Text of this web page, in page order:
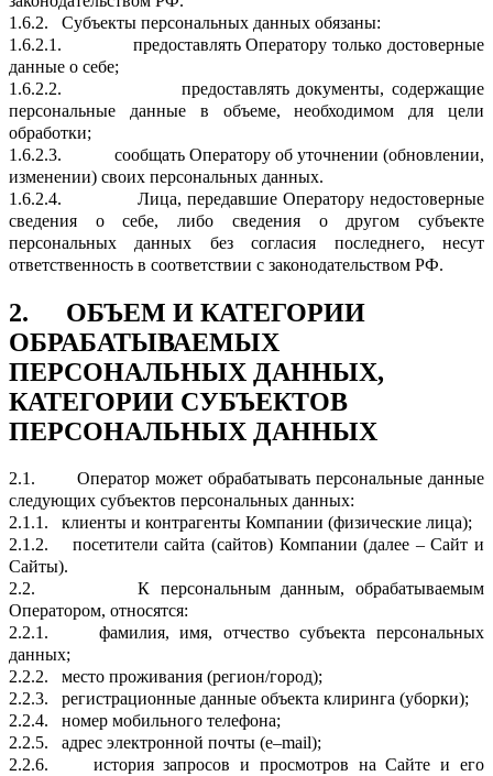
1.6.2.
Субъекты персональных данных обязаны:
1.6.2.1.
предоставлять Оператору только достоверные
данные о себе;
1.6.2.2.
предоставлять документы, содержащие
персональные данные в объеме, необходимом для цели
обработки;
1.6.2.3.
сообщать Оператору об уточнении (обновлении,
изменении) своих персональных данных.
1.6.2.4.
Лица, передавшие Оператору недостоверные
сведения о себе, либо сведения о другом субъекте
персональных данных без согласия последнего, несут
ответственность в соответствии с законодательством РФ.
2.
ОБЪЕМ И КАТЕГОРИИ
ОБРАБАТЫВАЕМЫХ
ПЕРСОНАЛЬНЫХ ДАННЫХ,
КАТЕГОРИИ СУБЪЕКТОВ
ПЕРСОНАЛЬНЫХ ДАННЫХ
2.1.
Оператор может обрабатывать персональные данные
следующих субъектов персональных данных:
2.1.1.
клиенты и контрагенты Компании (физические лица);
2.1.2.
посетители сайта (сайтов) Компании (далее – Сайт и
Сайты).
2.2.
К персональным данным, обрабатываемым
Оператором, относятся:
2.2.1.
фамилия, имя, отчество субъекта персональных
данных;
2.2.2.
место проживания (регион/город);
2.2.3.
регистрационные данные объекта клиринга (уборки);
2.2.4.
номер мобильного телефона;
2.2.5.
адрес электронной почты (e–mail);
2.2.6.
история запросов и просмотров на Сайте и его